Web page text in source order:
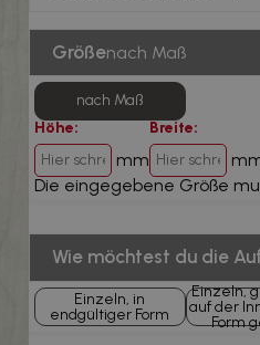
Größenach Maß
nach Maß
Höhe:
mm
Breite:
Die eingegebene Größe
Wie möchtest du die
Einzeln, in
endgültiger Form
Einzeln,
auf der
Form